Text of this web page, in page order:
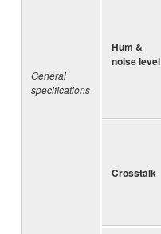
General
specifications
Hum &
noise level
Crosstalk